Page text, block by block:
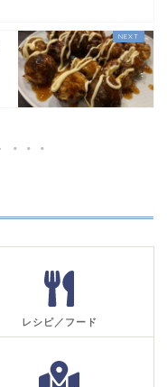
レシピ／フード